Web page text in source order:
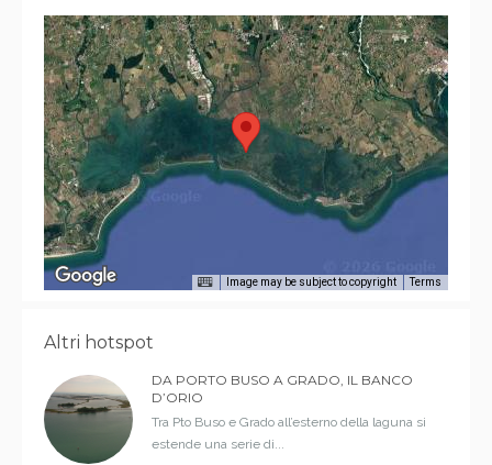
Image may be subject to copyright Terms
Altri hotspot
DA PORTO BUSO A GRADO, IL BANCO
D’ORIO
Tra Pto Buso e Grado all’esterno della laguna si
estende una serie di...